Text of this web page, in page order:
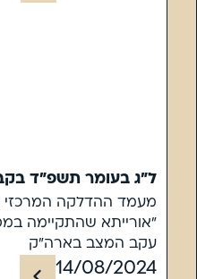
ל"ג בעומר תשפ"ד
מעמד ההדלקה המרכזי
"אורייתא שהתקיימה
עקב המצב בארה"ק
14/08/2024